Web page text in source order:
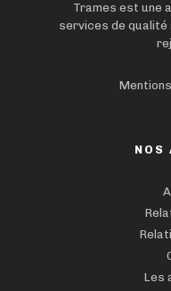
Trames est une
services de qualité
NOS
Les